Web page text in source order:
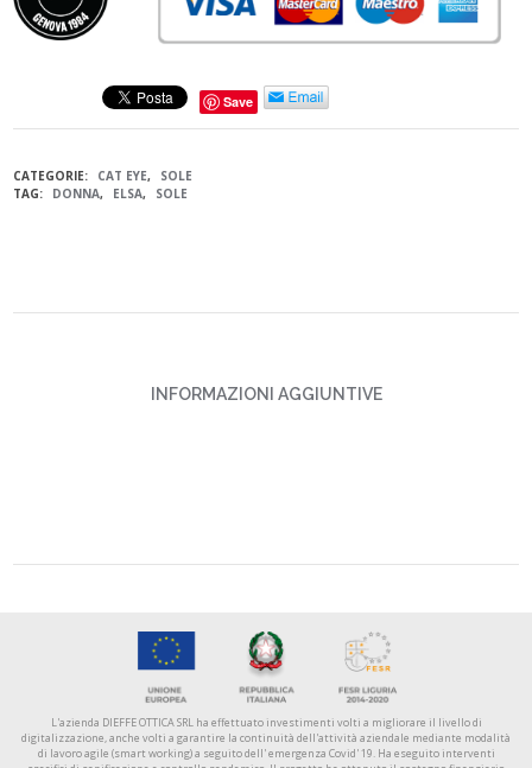
Save
CATEGORIE: CAT EYE,
SOLE
TAG:
DONNA, ELSA, SOLE
INFORMAZIONI AGGIUNTIVE
L'azienda DIEFFE OTTICA SRL ha effettuato investimenti volti a migliorare il livello di
digitalizzazione, anche volti a garantire la continuità dell'attività aziendale mediante modalità
di lavoro agile (smart working) a seguito dell' emergenza Covid' 19. Ha eseguito interventi